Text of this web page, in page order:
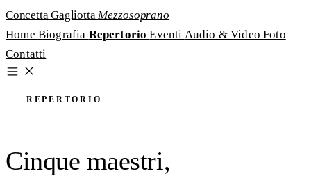
Concetta GagliottaMezzosoprano
Home Biografia RepertorioEventi Audio & VideoFoto
Contatti
REPERTORIO
Cinque maestri,